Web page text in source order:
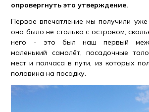
опровергнуть это утверждение.
Первое впечатление мы получили
оно было не столько с островом,
него - это был наш первый
маленький самолёт, посадочные
мест и полчаса в пути, из которых
половина на посадку.